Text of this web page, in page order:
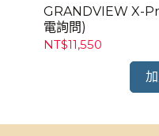
GRANDVIEW X-
電詢問)
NT$11,550